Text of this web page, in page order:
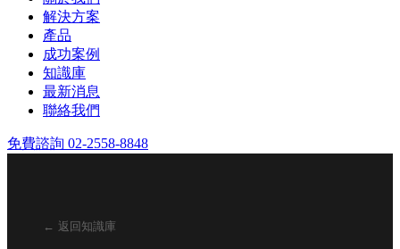
解決方案
產品
成功案例
知識庫
最新消息
聯絡我們
免費諮詢 02-2558-8848
← 返回知識庫